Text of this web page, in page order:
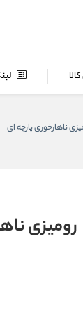
ناهارخوری پارچه ای
رومیزی